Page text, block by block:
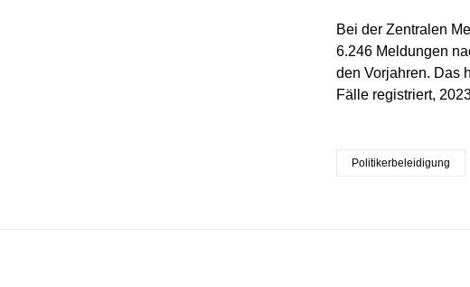
Bei der Zentralen
6.246 Meldungen
den Vorjahren. Das
Fälle registriert,
Politikerbeleidigung